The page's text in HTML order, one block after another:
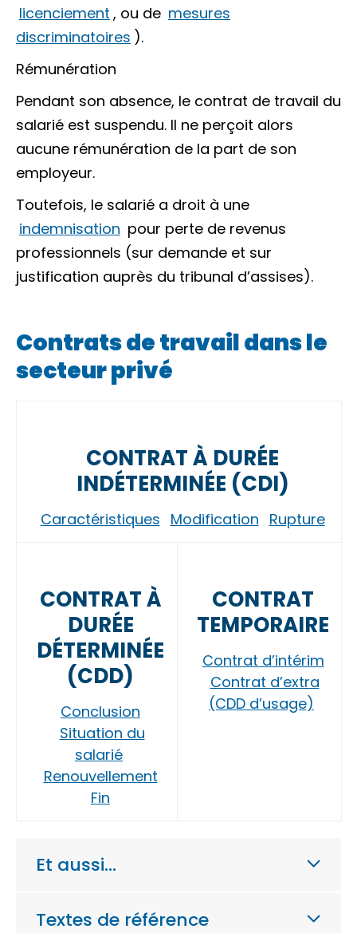
licenciement , ou de mesures
discriminatoires ).
Rémunération
Pendant son absence, le contrat de travail du
salarié est suspendu. Il ne perçoit alors
aucune rémunération de la part de son
employeur.
Toutefois, le salarié a droit à une
indemnisation pour perte de revenus
professionnels (sur demande et sur
justification auprès du tribunal d’assises).
Contrats de travail dans le
secteur privé
CONTRAT À DURÉE
INDÉTERMINÉE (CDI)
Caractéristiques Modification Rupture
CONTRAT À
DURÉE
DÉTERMINÉE
(CDD)
Conclusion
Situation du
salarié
Renouvellement
Fin
CONTRAT
TEMPORAIRE
Contrat d’intérim
Contrat d’extra
(CDD d’usage)
Et aussi…
Textes de référence